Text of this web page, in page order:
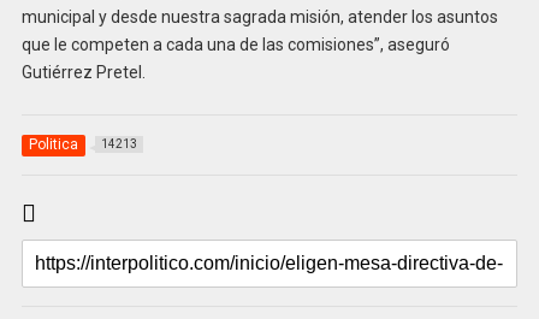
municipal y desde nuestra sagrada misión, atender los asuntos
que le competen a cada una de las comisiones”, aseguró
Gutiérrez Pretel.
Politica 14213